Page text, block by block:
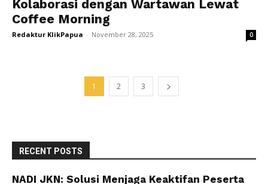
Kolaborasi dengan Wartawan Lewat
Coffee Morning
Redaktur KlikPapua - November 28, 2025 0
1 2 3
RECENT POSTS
NADI JKN: Solusi Menjaga Keaktifan Peserta